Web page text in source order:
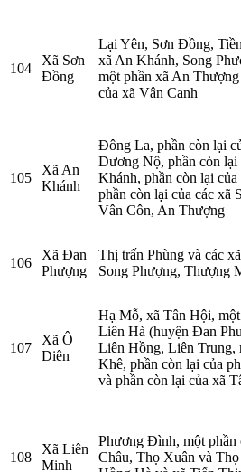
104
Xã Sơn
Đồng
Lại Yên, Sơn Đồng,
xã An Khánh, Song
một phần xã An
của xã Vân Canh
105
Xã An
Khánh
Đông La, phần còn lại
Dương Nộ, phần còn lại
Khánh, phần còn lại
phần còn lại của các xã
Vân Côn, An Thượng
106
Xã Đan
Phượng
Thị trấn Phùng và các
Song Phượng, Thượng
107
Xã Ô
Diên
Hạ Mỗ, xã Tân Hội, một
Liên Hà (huyện Đan
Liên Hồng, Liên Trung,
Khê, phần còn lại của
và phần còn lại của xã
108
Xã Liên
Minh
Phương Đình, một phần
Châu, Thọ Xuân và